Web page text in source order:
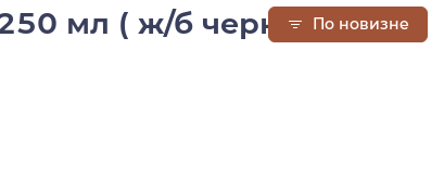
мл ( ж/б черная)По новизне